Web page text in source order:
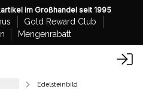
im Großhandel seit 1995
Gold Reward Club
Mengenrabatt
Edelsteinbild